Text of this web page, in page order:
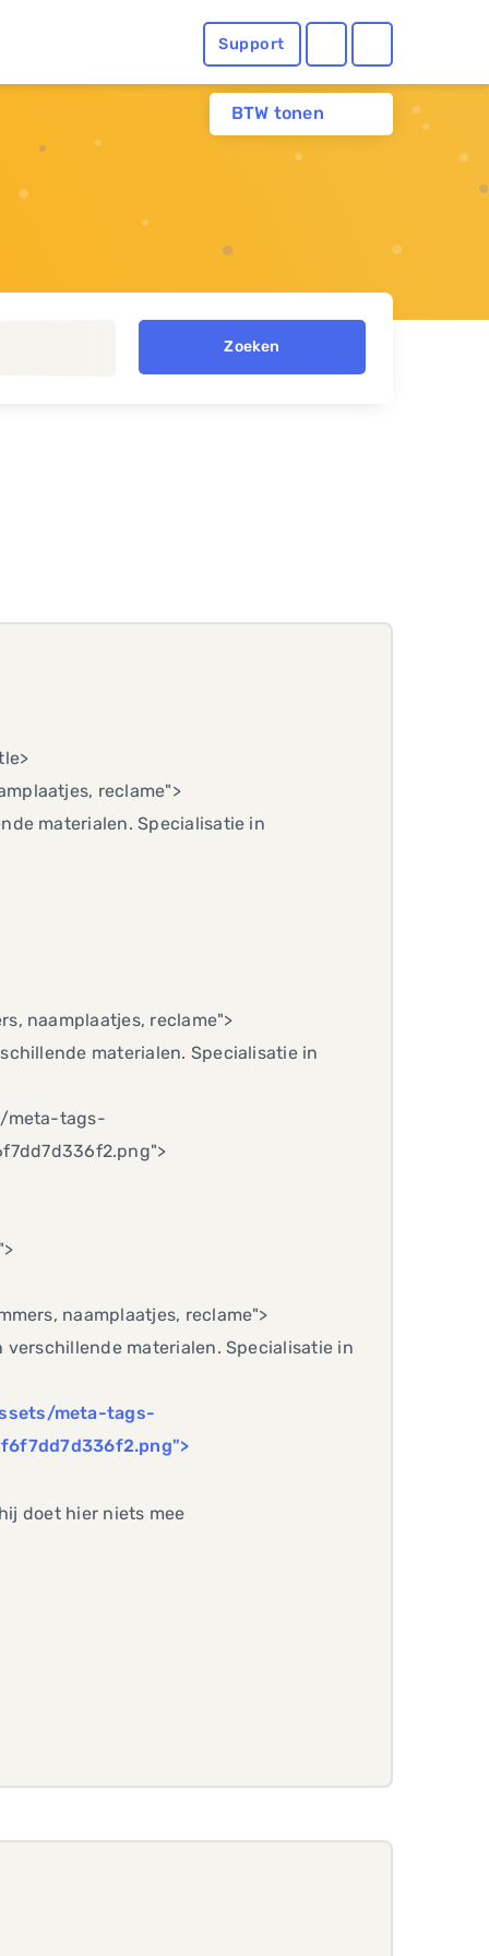
Support
BTW tonen
Zoeken
reclame">
materialen. Specialisatie in
naamplaatjes, reclame">
materialen. Specialisatie in
meta-tags-
naamplaatjes, reclame">
materialen. Specialisatie in
meta-tags-
doet hier niets mee